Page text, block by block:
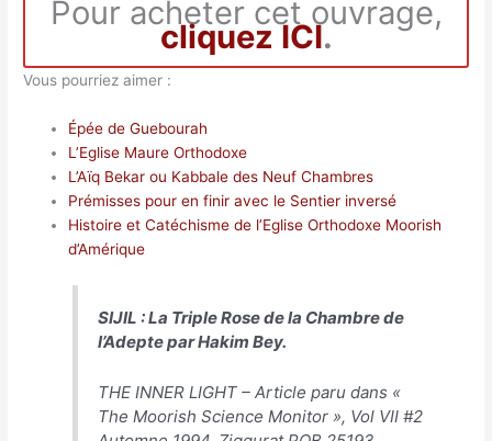
Pour acheter cet ouvrage,
cliquez ICI.
Vous pourriez aimer :
Épée de Guebourah
L’Eglise Maure Orthodoxe
L’Aïq Bekar ou Kabbale des Neuf Chambres
Prémisses pour en finir avec le Sentier inversé
Histoire et Catéchisme de l’Eglise Orthodoxe Moorish
d’Amérique
SIJIL : La Triple Rose de la Chambre de
l’Adepte par Hakim Bey.
THE INNER LIGHT – Article paru dans «
The Moorish Science Monitor », Vol VII #2